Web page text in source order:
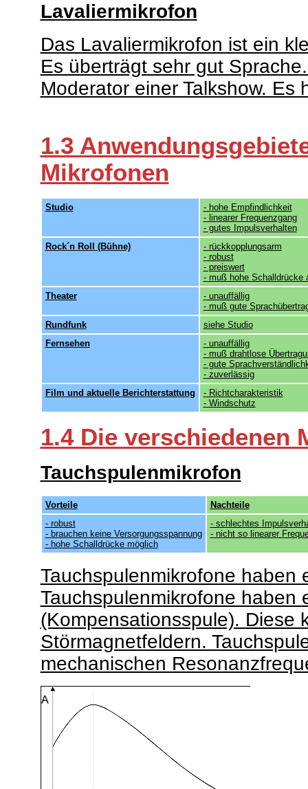
Lavaliermikrofon
Das Lavaliermikrofon ist ein
Es überträgt sehr gut
Moderator einer Talkshow.
1.3
Mikrofonen
Studio
- hohe Empfindlichkeit
- linearer Frequenzgang
- gutes Impulsverhalten
Rock´n Roll (Bühne)
- rückkopplungsarm
- robust
- preiswert
- muß hohe Schalldrücke
Theater
- unauffällig
- muß gute
Rundfunk
siehe Studio
Fernsehen
- unauffällig
- muß drahtlose
- gute
- zuverlässig
Film und aktuelle Berichterstattung
- Richtcharakteristik
- Windschutz
1.4 Die verschiedenen
Tauchspulenmikrofon
Vorteile
Nachteile
- robust
- brauchen keine Versorgungsspannung
- hohe Schalldrücke möglich
- schlechtes
- nicht so linearer
Tauchspulenmikrofone haben
Tauchspulenmikrofone haben
(Kompensationsspule). Diese
Störmagnetfeldern.
mechanischen